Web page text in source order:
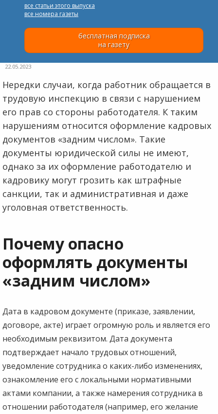
все статьи этого выпуска
все номера газеты
бесплатная подписка
на газету
22.05.2023
Нередки случаи, когда работник обращается в
трудовую инспекцию в связи с нарушением
его прав со стороны работодателя. К таким
нарушениям относится оформление кадровых
документов «задним числом». Такие
документы юридической силы не имеют,
однако за их оформление работодателю и
кадровику могут грозить как штрафные
санкции, так и административная и даже
уголовная ответственность.
Почему опасно
оформлять документы
«задним числом»
Дата в кадровом документе (приказе, заявлении,
договоре, акте) играет огромную роль и является его
необходимым реквизитом. Дата документа
подтверждает начало трудовых отношений,
уведомление сотрудника о каких-либо изменениях,
ознакомление его с локальными нормативными
актами компании, а также намерения сотрудника в
отношении работодателя (например, его желание